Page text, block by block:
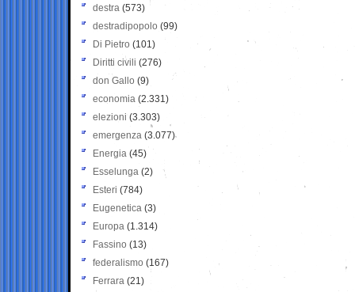
destra (573)
destradipopolo (99)
Di Pietro (101)
Diritti civili (276)
don Gallo (9)
economia (2.331)
elezioni (3.303)
emergenza (3.077)
Energia (45)
Esselunga (2)
Esteri (784)
Eugenetica (3)
Europa (1.314)
Fassino (13)
federalismo (167)
Ferrara (21)